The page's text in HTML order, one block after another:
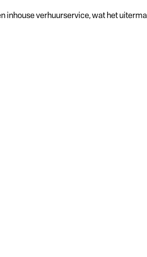
verhuurservice, wat het